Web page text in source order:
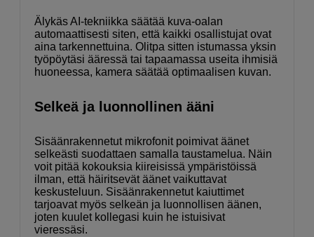
Älykäs AI-tekniikka säätää kuva-oalan
automaattisesti siten, että kaikki osallistujat ovat
aina tarkennettuina. Olitpa sitten istumassa yksin
työpöytäsi ääressä tai tapaamassa useita ihmisiä
huoneessa, kamera säätää optimaalisen kuvan.
Selkeä ja luonnollinen ääni
Sisäänrakennetut mikrofonit poimivat äänet
selkeästi suodattaen samalla taustamelua. Näin
voit pitää kokouksia kiireisissä ympäristöissä
ilman, että häiritsevät äänet vaikuttavat
keskusteluun. Sisäänrakennetut kaiuttimet
tarjoavat myös selkeän ja luonnollisen äänen,
joten kuulet kollegasi kuin he istuisivat
vieressäsi.